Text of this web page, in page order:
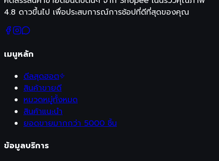
4.8 ดาวขึ้นไป เพื่อประสบการณ์การช้อปที่ดีที่สุดของคุณ
เมนูหลัก
ดีลสุดฮอต
สินค้าขายดี
หมวดหมู่ทั้งหมด
สินค้าแนะนำ
ยอดขายมากกว่า 5000 ชิ้น
ข้อมูลบริการ